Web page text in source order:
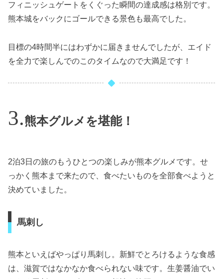
フィニッシュゲートをくぐった瞬間の達成感は格別です。
熊本城をバックにゴールできる景色も最高でした。
目標の4時間半にはわずかに届きませんでしたが、エイド
を全力で楽しんでのこのタイムなので大満足です！
熊本グルメを堪能！
2泊3日の旅のもうひとつの楽しみが熊本グルメです。せ
っかく熊本まで来たので、食べたいものを全部食べようと
決めていました。
馬刺し
熊本といえばやっぱり馬刺し。新鮮でとろけるような食感
は、滋賀ではなかなか食べられない味です。生姜醤油でい